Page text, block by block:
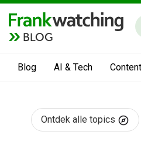
BLOG
Blog AI & Tech
Ontdek alle topics